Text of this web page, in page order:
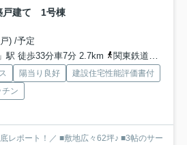
戸建て 1号棟
) /予定
駅 徒歩33分車7分 2.7km
関東鉄道常総線「宗道」駅 徒歩39分車8分 3.1km
陽当り良好
建設住宅性能評価書付
チン
レポート！／ ■敷地広々62坪♪ ■3帖のサー